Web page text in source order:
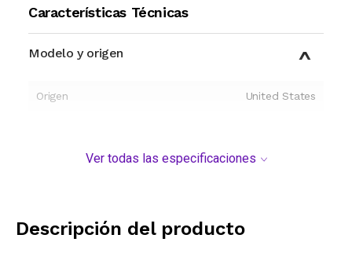
Características Técnicas
Modelo y origen
Origen United States
Ver todas las especificaciones
Descripción del producto